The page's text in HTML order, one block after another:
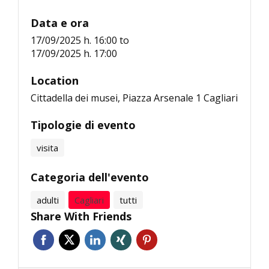
Data e ora
17/09/2025 h. 16:00 to
17/09/2025 h. 17:00
Location
Cittadella dei musei, Piazza Arsenale 1 Cagliari
Tipologie di evento
visita
Categoria dell'evento
adulti Cagliari tutti
Share With Friends